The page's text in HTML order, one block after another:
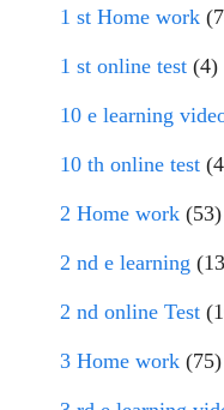
1 st Home work
1 st online test (4)
10 e learning
10 th online test
2 Home work (53)
2 nd e learning
2 nd online Test
3 Home work (75)